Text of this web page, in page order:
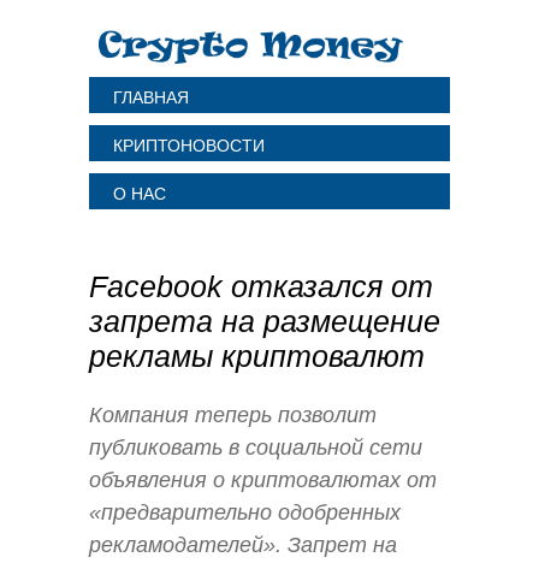
ГЛАВНАЯ
КРИПТОНОВОСТИ
О НАС
Facebook отказался от
запрета на размещение
рекламы криптовалют
Компания теперь позволит
публиковать в социальной сети
объявления о криптовалютах от
«предварительно одобренных
рекламодателей». Запрет на